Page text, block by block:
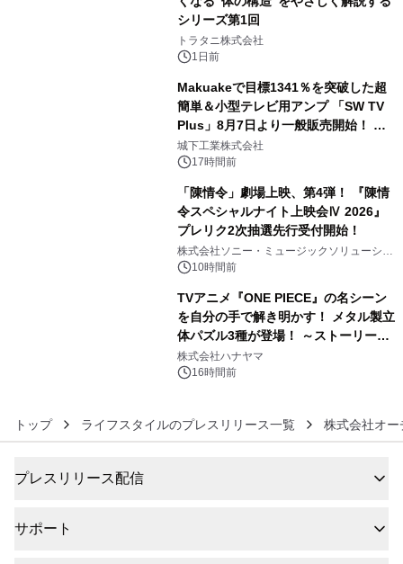
シリーズ第1回
トラタニ株式会社
1日前
Makuakeで目標1341％を突破した超
簡単＆小型テレビ用アンプ 「SW TV
Plus」8月7日より一般販売開始！ ケ
ーブル1本つなぐだけ、テレビの音が
ぐっと豊かに
城下工業株式会社
17時間前
「陳情令」劇場上映、第4弾！ 『陳情
令スペシャルナイト上映会Ⅳ 2026』
プレリク2次抽選先行受付開始！
株式会社ソニー・ミュージックソリューショ
ンズ10時間前
TVアニメ『ONE PIECE』の名シーン
を自分の手で解き明かす！ メタル製立
体パズル3種が登場！ ～ストーリーと
ギミックが融合した 大人の体験型パズ
ルが8月7日(金)12時より先行予約受付
株式会社ハナヤマ
16時間前
トップ ライフスタイルのプレスリリース一覧 株式会社オー
プレスリリース配信
サポート